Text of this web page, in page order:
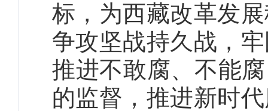
标，为西藏改革发
争攻坚战持久战，
推进不敢腐、不能
的监督，推进新时